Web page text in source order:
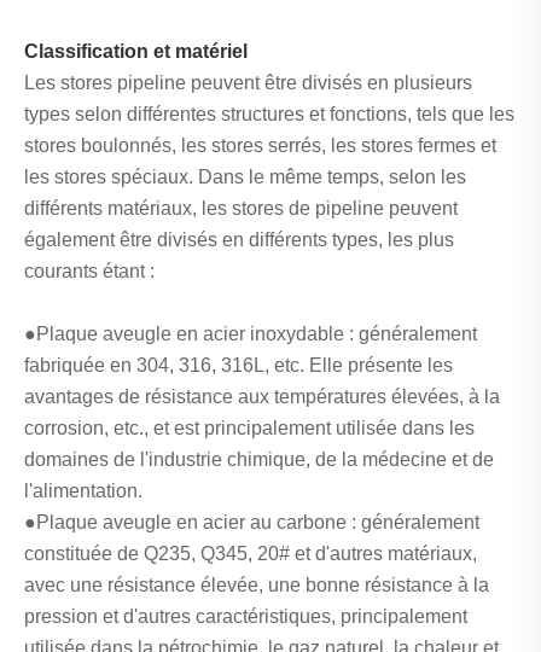
Classification et matériel
Les stores pipeline peuvent être divisés en plusieurs
types selon différentes structures et fonctions, tels que les
stores boulonnés, les stores serrés, les stores fermes et
les stores spéciaux. Dans le même temps, selon les
différents matériaux, les stores de pipeline peuvent
également être divisés en différents types, les plus
courants étant :
●Plaque aveugle en acier inoxydable : généralement
fabriquée en 304, 316, 316L, etc. Elle présente les
avantages de résistance aux températures élevées, à la
corrosion, etc., et est principalement utilisée dans les
domaines de l'industrie chimique, de la médecine et de
l'alimentation.
●Plaque aveugle en acier au carbone : généralement
constituée de Q235, Q345, 20# et d'autres matériaux,
avec une résistance élevée, une bonne résistance à la
pression et d'autres caractéristiques, principalement
utilisée dans la pétrochimie, le gaz naturel, la chaleur et